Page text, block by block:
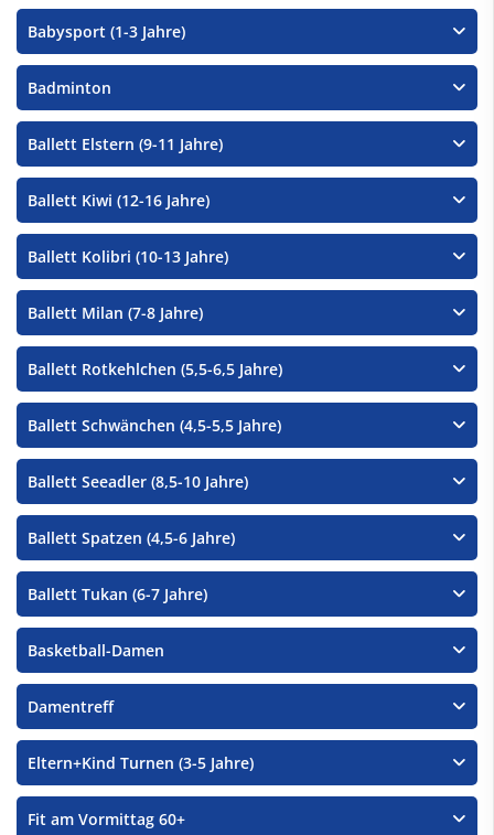
Babysport (1-3 Jahre)
Badminton
Ballett Elstern (9-11 Jahre)
Ballett Kiwi (12-16 Jahre)
Ballett Kolibri (10-13 Jahre)
Ballett Milan (7-8 Jahre)
Ballett Rotkehlchen (5,5-6,5 Jahre)
Ballett Schwänchen (4,5-5,5 Jahre)
Ballett Seeadler (8,5-10 Jahre)
Ballett Spatzen (4,5-6 Jahre)
Ballett Tukan (6-7 Jahre)
Basketball-Damen
Damentreff
Eltern+Kind Turnen (3-5 Jahre)
Fit am Vormittag 60+